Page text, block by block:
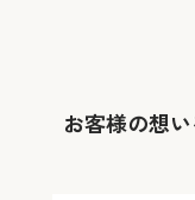
お客様の想